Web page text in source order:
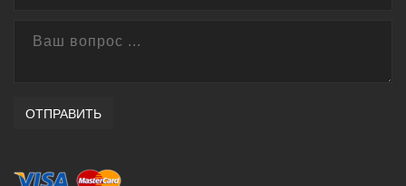
ОТПРАВИТЬ